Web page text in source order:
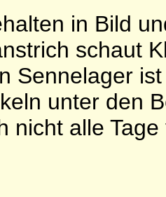
in Bild
schaut
Sennelager
unter den
nicht alle